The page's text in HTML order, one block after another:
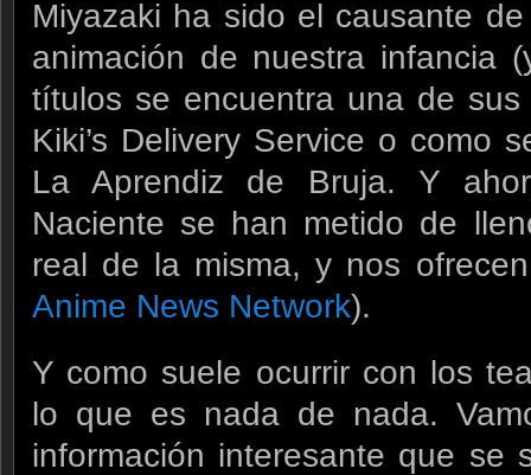
Miyazaki ha sido el causante
animación de nuestra infancia
títulos se encuentra una de
Kiki’s Delivery Service o como
La Aprendiz de Bruja. Y
Naciente se han metido de
real de la misma, y nos
Anime News Network).
Y como suele ocurrir con los
lo que es nada de nada.
información interesante que se